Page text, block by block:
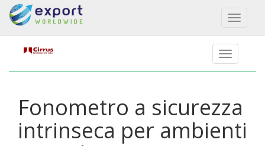
Toggle
Fonometro a sicurezza
intrinseca per ambienti